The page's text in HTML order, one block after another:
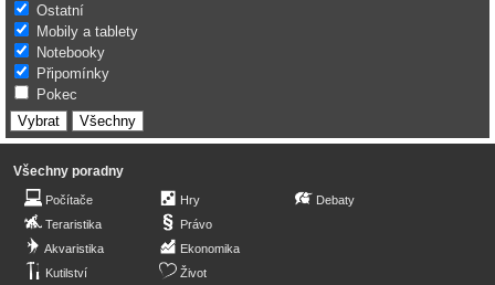
Ostatní
Mobily a tablety
Notebooky
Připomínky
Pokec
Všechny poradny
Počítače
Teraristika
Akvaristika
Kutilství
Hry
Právo
Ekonomika
Život
Debaty